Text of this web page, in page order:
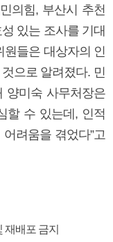
의힘, 부산시 추천
있는 조사를 기대
들은 대상자의 인
으로 알려졌다. 민
양미숙 사무처장은
할 수 있는데, 인적
려움을 겪었다”고
재배포 금지